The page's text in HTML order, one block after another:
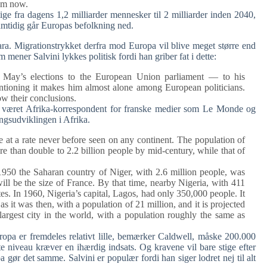
now.
fra dagens 1,2 milliarder mennesker til 2 milliarder inden 2040,
går Europas befolkning ned.
Migrationstrykket derfra mod Europa vil blive meget større end
mener Salvini lykkes politisk fordi han griber fat i dette:
elections to the European Union parliament — to his
it makes him almost alone among European politicians.
their conclusions.
Afrika-korrespondent for franske medier som Le Monde og
i Afrika.
a rate never before seen on any continent. The population of
than double to 2.2 billion people by mid-century, while that of
the Saharan country of Niger, with 2.6 million people, was
be the size of France. By that time, nearby Nigeria, with 411
In 1960, Nigeria’s capital, Lagos, had only 350,000 people. It
it was then, with a population of 21 million, and it is projected
city in the world, with a population roughly the same as
er fremdeles relativt lille, bemærker Caldwell, måske 200.000
niveau kræver en ihærdig indsats. Og kravene vil bare stige efter
gør det samme. Salvini er populær fordi han siger lodret nej til alt